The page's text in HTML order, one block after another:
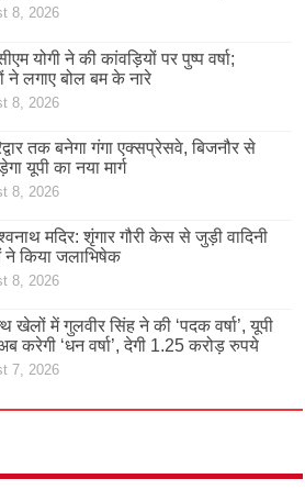
8, 2026
योगी ने की कांवड़ियों पर पुष्प वर्षा;
ने लगाए बोल बम के नारे
8, 2026
तक बनेगा गंगा एक्सप्रेसवे, बिजनौर से
यूपी का नया मार्ग
8, 2026
मदिर: शृंगार गौरी केस से जुड़ी वादिनी
ने किया जलाभिषेक
8, 2026
खेलों में गुलवीर सिंह ने की ‘पदक वर्षा’, यूपी
करेगी ‘धन वर्षा’, देगी 1.25 करोड़ रुपये
7, 2026